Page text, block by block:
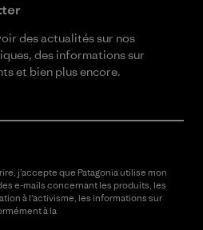
des actualités sur nos
des informations sur
et bien plus encore.
j’accepte que Patagonia utilise mon
e-mails concernant les produits, les
à l’activisme, les informations sur
à la